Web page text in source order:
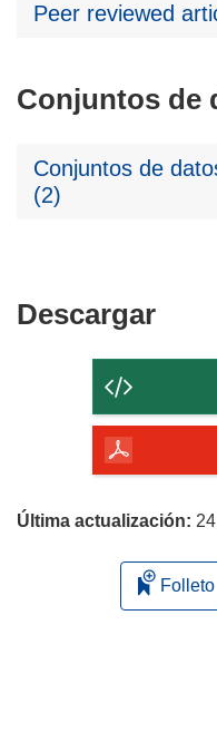
Peer reviewed
Conjuntos de
Conjuntos de
(2)
Descargar
de
Última actualización:
Folleto